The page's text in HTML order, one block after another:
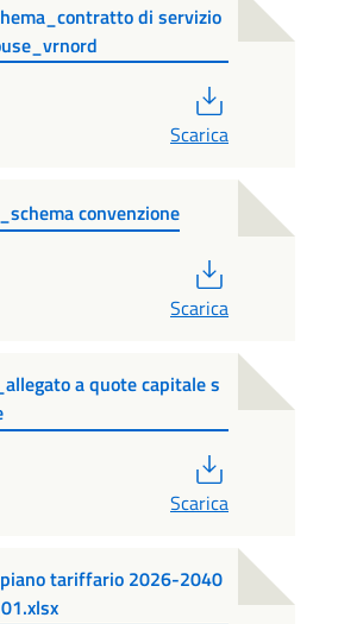
di servizio
Scarica
convenzione
Scarica
a quote capitale s
Scarica
tariffario 2026-2040